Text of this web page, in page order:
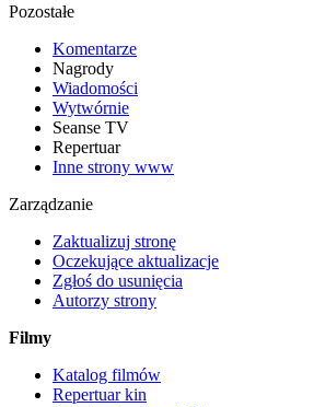
Pozostałe
Komentarze
Nagrody
Wiadomości
Wytwórnie
Seanse TV
Repertuar
Inne strony www
Zarządzanie
Zaktualizuj stronę
Oczekujące aktualizacje
Zgłoś do usunięcia
Autorzy strony
Filmy
Katalog filmów
Repertuar kin